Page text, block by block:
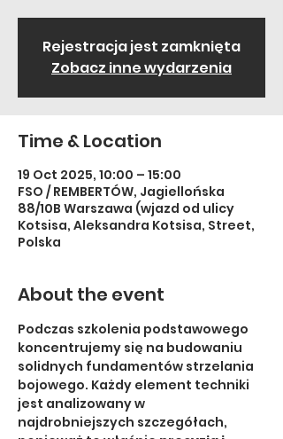
Rejestracja jest zamknięta
Zobacz inne wydarzenia
Time & Location
19 Oct 2025, 10:00 – 15:00
FSO / REMBERTÓW, Jagiellońska
88/10B Warszawa (wjazd od ulicy
Kotsisa, Aleksandra Kotsisa, Street,
Polska
About the event
Podczas szkolenia podstawowego
koncentrujemy się na budowaniu
solidnych fundamentów strzelania
bojowego. Każdy element techniki
jest analizowany w
najdrobniejszych szczegółach,